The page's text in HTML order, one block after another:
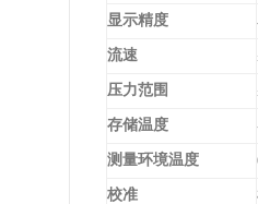
显示精度
流速
压力范围
存储温度
测量环境温度
校准